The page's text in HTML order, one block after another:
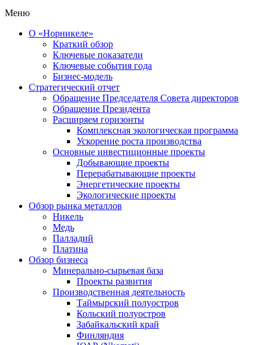
Меню
О «Норникеле»
Краткий обзор
Ключевые показатели
Ключевые события года
Бизнес-модель
Стратегический отчет
Обращение Председателя Совета директоров
Обращение Президента
Расширяем горизонты
Комплексная экологическая программа
Ускорение роста производства
Основные инвестиционные проекты
Добывающие проекты
Перерабатывающие проекты
Энергетические проекты
Экологические проекты
Обзор рынка металлов
Никель
Медь
Палладий
Платина
Обзор бизнеса
Минерально-сырьевая база
Проекты развития
Производственная деятельность
Таймырский полуостров
Кольский полуостров
Забайкальский край
Финляндия